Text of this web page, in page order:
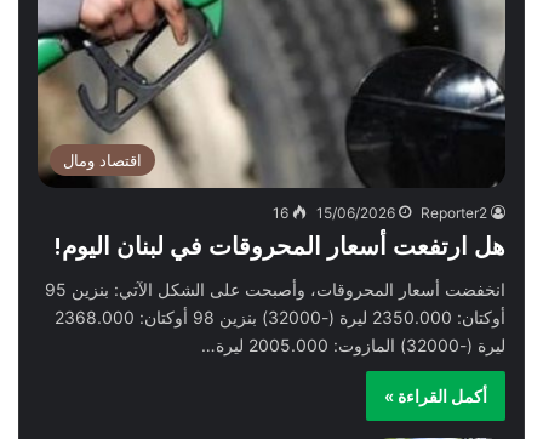
اقتصاد ومال
Reporter2
15/06/2026
16
هل ارتفعت أسعار المحروقات في لبنان اليوم!
انخفضت أسعار المحروقات، وأصبحت على الشكل الآتي: بنزين 95
أوكتان: 2350.000 ليرة (-32000) بنزين 98 أوكتان: 2368.000
ليرة (-32000) المازوت: 2005.000 ليرة…
أكمل القراءة »